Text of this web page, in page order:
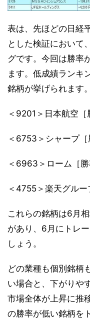
表は、先ほどの日経
とした検証において
グです。今回は勝率
ます。低成績ランキ
銘柄が挙げられます。
＜9201＞日本航空［
＜6753＞シャープ［
＜6963＞ローム［勝
＜4755＞楽天グルー
これらの銘柄は6月
があり、6月にトレ
しょう。
どの業種も個別銘柄
い場合と、下がりや
市場全体が上昇に推
の勝率が低い銘柄を